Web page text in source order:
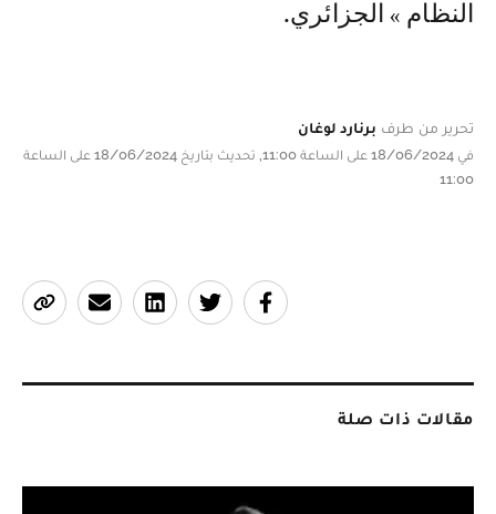
النظام » الجزائري.
تحرير من طرف برنارد لوغان
في 18/06/2024 على الساعة 11:00, تحديث بتاريخ 18/06/2024 على الساعة
11:00
مقالات ذات صلة